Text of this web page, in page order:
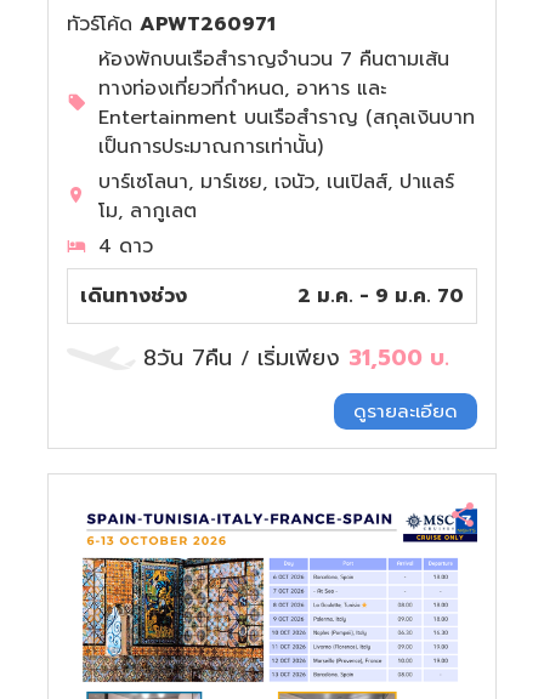
ทัวร์โค้ด APWT260971
ห้องพักบนเรือสำราญจำนวน 7 คืนตามเส้น
ทางท่องเที่ยวที่กำหนด, อาหาร และ
Entertainment บนเรือสำราญ (สกุลเงินบาท
เป็นการประมาณการเท่านั้น)
บาร์เซโลนา, มาร์เซย, เจนัว, เนเปิลส์, ปาแลร์
โม, ลากูเลต
4 ดาว
เดินทางช่วง
2 ม.ค. - 9 ม.ค. 70
8วัน 7คืน / เริ่มเพียง 31,500 บ.
ดูรายละเอียด